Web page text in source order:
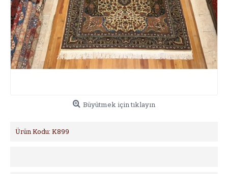
Büyütmek için tıklayın
Ürün Kodu: K899